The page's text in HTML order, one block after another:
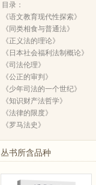
目录：
《语文教育现代性探索》
《同类相食与普通法》
《正义法的理论》
《日本社会福利法制概论》
《司法伦理》
《公正的审判》
《少年司法的一个世纪》
《知识财产法哲学》
《法律的限度》
《罗马法史》
丛书所含品种